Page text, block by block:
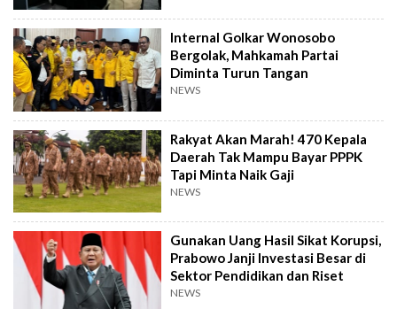
Internal Golkar Wonosobo
Bergolak, Mahkamah Partai
Diminta Turun Tangan
NEWS
Rakyat Akan Marah! 470 Kepala
Daerah Tak Mampu Bayar PPPK
Tapi Minta Naik Gaji
NEWS
Gunakan Uang Hasil Sikat Korupsi,
Prabowo Janji Investasi Besar di
Sektor Pendidikan dan Riset
NEWS